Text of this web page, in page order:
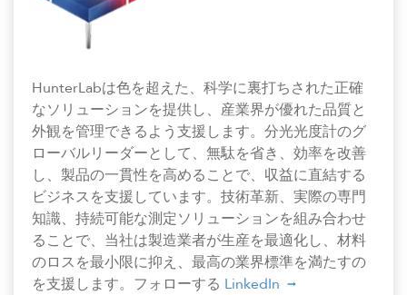
HunterLabは色を超えた、科学に裏打ちされた正確
なソリューションを提供し、産業界が優れた品質と
外観を管理できるよう支援します。分光光度計のグ
ローバルリーダーとして、無駄を省き、効率を改善
し、製品の一貫性を高めることで、収益に直結する
ビジネスを支援しています。技術革新、実際の専門
知識、持続可能な測定ソリューションを組み合わせ
ることで、当社は製造業者が生産を最適化し、材料
のロスを最小限に抑え、最高の業界標準を満たすの
を支援します。フォローする LinkedIn